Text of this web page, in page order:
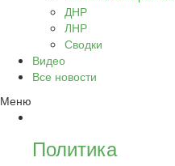
ДНР
ЛНР
Сводки
Видео
Все новости
Меню
Политика